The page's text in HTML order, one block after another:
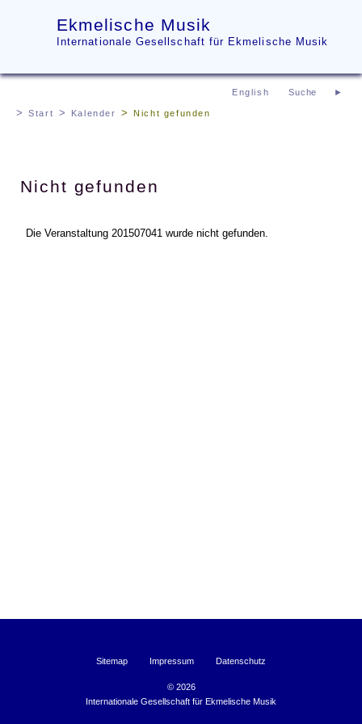
Ekmelische Musik
Internationale Gesellschaft für Ekmelische Musik
English
Start Kalender Nicht gefunden
Nicht gefunden
Die Veranstaltung 201507041 wurde nicht gefunden.
Sitemap Impressum Datenschutz
© 2026
Internationale Gesellschaft für Ekmelische Musik